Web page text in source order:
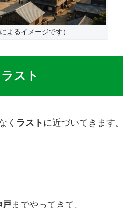
よるイメージです）
スト
く ラスト に近づいてきます。
戸までやってきて、